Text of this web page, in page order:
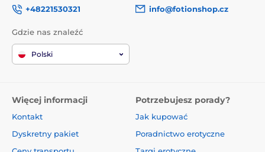
+48221530321
info@fotionshop.cz
Gdzie nas znaleźć
Polski
Więcej informacji
Kontakt
Dyskretny pakiet
Potrzebujesz porady?
Jak kupować
Poradnictwo erotyczne